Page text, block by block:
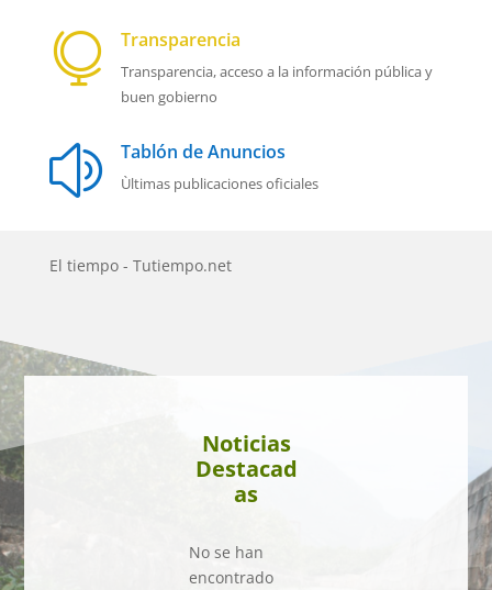
 Transparencia
Transparencia, acceso a la información pública y
buen gobierno
z Tablón de Anuncios
Ùltimas publicaciones oficiales
El tiempo - Tutiempo.net
Noticias
Destacad
as
No se han
encontrado